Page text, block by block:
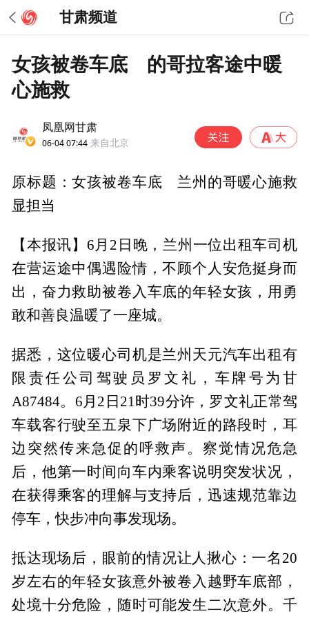
甘肃频道
女孩被卷车底 的哥拉客途中暖
心施救
凤凰网甘肃
06-04 07:44 来自北京
原标题：女孩被卷车底 兰州的哥暖心施救
显担当
【本报讯】6月2日晚，兰州一位出租车司机
在营运途中偶遇险情，不顾个人安危挺身而
出，奋力救助被卷入车底的年轻女孩，用勇
敢和善良温暖了一座城。
据悉，这位暖心司机是兰州天元汽车出租有
限责任公司驾驶员罗文礼，车牌号为甘
A87484。6月2日21时39分许，罗文礼正常驾
车载客行驶至五泉下广场附近的路段时，耳
边突然传来急促的呼救声。察觉情况危急
后，他第一时间向车内乘客说明突发状况，
在获得乘客的理解与支持后，迅速规范靠边
停车，快步冲向事发现场。
抵达现场后，眼前的情况让人揪心：一名20
岁左右的年轻女孩意外被卷入越野车底部，
处境十分危险，随时可能发生二次意外。千